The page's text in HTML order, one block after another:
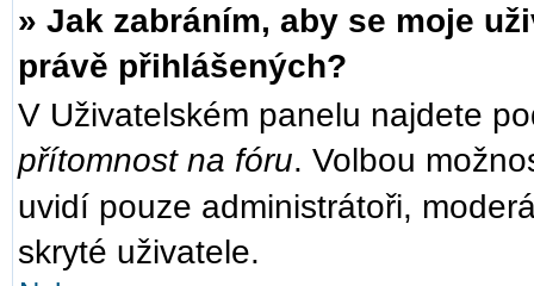
» Jak zabráním, aby se moje
právě přihlášených?
V Uživatelském panelu najdete
přítomnost na fóru. Volbou
uvidí pouze administrátoři,
skryté uživatele.